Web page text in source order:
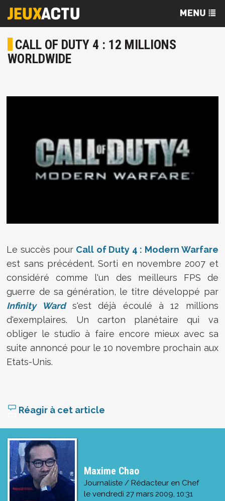
CALL OF DUTY 4 : 12 MILLIONS
WORLDWIDE
Le succès pour Call of Duty 4 : Modern Warfare
est sans précédent. Sorti en novembre 2007 et
considéré comme l'un des meilleurs FPS de
guerre de sa génération, le titre développé par
Infinity Wards'est déjà écoulé à 12 millions
d'exemplaires. Un carton planétaire qui va
obliger le studio à faire encore mieux avec sa
suite annoncé pour le 10 novembre prochain aux
Etats-Unis.
Réagir à cet article
Maxime Chao
Journaliste / Rédacteur en Chef
le vendredi 27 mars 2009, 10:31